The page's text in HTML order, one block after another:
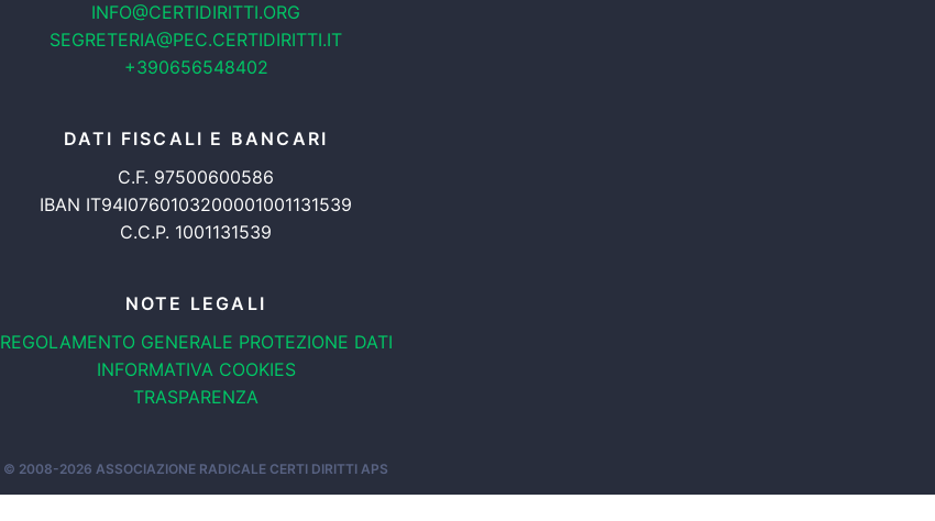
INFO@CERTIDIRITTI.ORG
SEGRETERIA@PEC.CERTIDIRITTI.IT
+390656548402
DATI FISCALI E BANCARI
C.F. 97500600586
IBAN IT94I0760103200001001131539
C.C.P. 1001131539
NOTE LEGALI
REGOLAMENTO GENERALE PROTEZIONE DATI
INFORMATIVA COOKIES
TRASPARENZA
© 2008-2026 ASSOCIAZIONE RADICALE CERTI DIRITTI APS